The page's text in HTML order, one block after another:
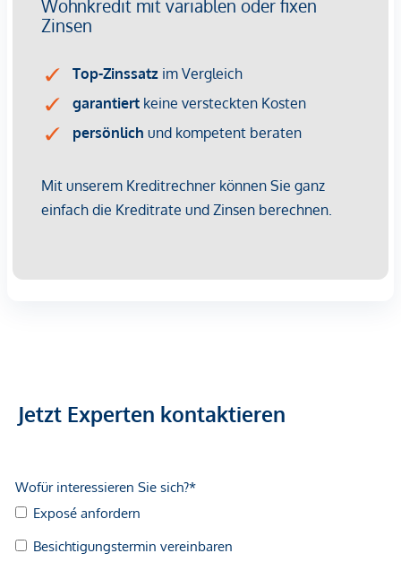
Raumhöhe von bis zu 3,14 m – attraktives Raumgefühl
Flexible Nutzbarkeit mit guter Drittverwertbarkeit
ÖGNI-Gold-Zertifizierung
Die Lage an der Ottakringer Straße zeichnet sich durch eine
erfahrungsgemäß gute Passantenfrequenz aus und bietet
Vermietung.
Sehr gute öffentliche Anbindung:Straßenbahnlinien 2, 9
Immobilienunternehmen angeboten. Allfällige aus dem
Vertragsabschluss resultierende Rechte sind ausschließlich
gegenüber dem anbietenden Immobilienunternehmen
Jetzt Experten kontaktieren